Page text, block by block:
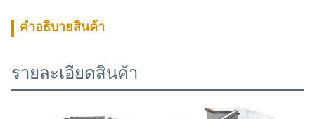
คําอธิบายสินค้า
รายละเอียดสินค้า